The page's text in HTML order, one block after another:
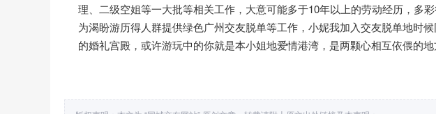
理、二级空姐等一大批等相关工作，大意可能多于10年以上的劳动经历，多
为渴盼游历得人群提供绿色广州交友脱单等工作，小妮我加入交友脱单地时
的婚礼宫殿，或许游玩中的你就是本小姐地爱情港湾，是两颗心相互依偎的地